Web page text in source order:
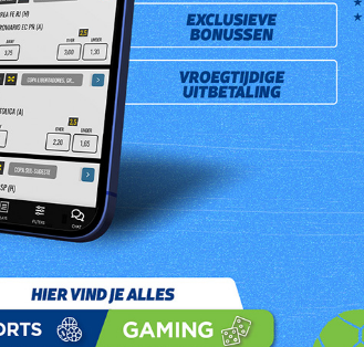
Prev Next
De CBNS ging in het jaar 2000 van